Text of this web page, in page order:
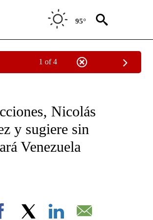
95°
1 of 4
ON "NOTICIAS - CNN".
Nicolás
y sugiere sin
Venezuela